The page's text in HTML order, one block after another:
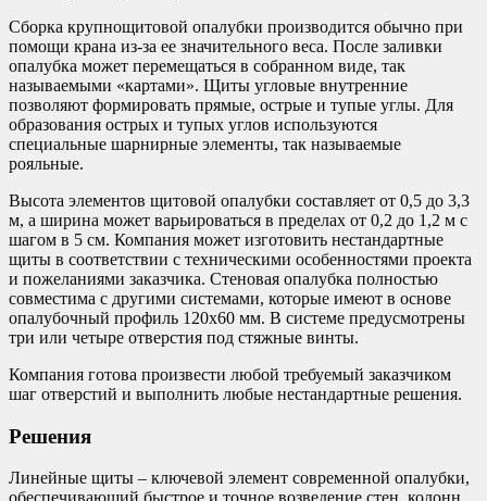
Сборка крупнощитовой опалубки производится обычно при
помощи крана из-за ее значительного веса. После заливки
опалубка может перемещаться в собранном виде, так
называемыми «картами». Щиты угловые внутренние
позволяют формировать прямые, острые и тупые углы. Для
образования острых и тупых углов используются
специальные шарнирные элементы, так называемые
рояльные.
Высота элементов щитовой опалубки составляет от 0,5 до 3,3
м, а ширина может варьироваться в пределах от 0,2 до 1,2 м с
шагом в 5 см. Компания может изготовить нестандартные
щиты в соответствии с техническими особенностями проекта
и пожеланиями заказчика. Стеновая опалубка полностью
совместима с другими системами, которые имеют в основе
опалубочный профиль 120х60 мм. В системе предусмотрены
три или четыре отверстия под стяжные винты.
Компания готова произвести любой требуемый заказчиком
шаг отверстий и выполнить любые нестандартные решения.
Решения
Линейные щиты – ключевой элемент современной опалубки,